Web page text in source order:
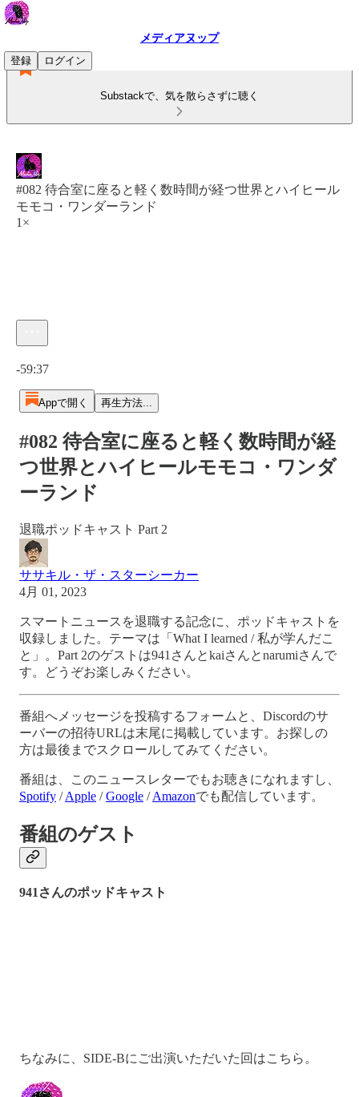
メディアヌップ
登録
ログイン
Substackで、気を散らさずに聴く
#082 待合室に座ると軽く数時間が経つ世界とハイヒール
モモコ・ワンダーランド
1×
-59:37
Appで開く 再生方法...
#082 待合室に座ると軽く数時間が経
つ世界とハイヒールモモコ・ワンダ
ーランド
退職ポッドキャスト Part 2
ササキル・ザ・スターシーカー
4月 01, 2023
スマートニュースを退職する記念に、ポッドキャストを
収録しました。テーマは「What I learned / 私が学んだこ
と」。Part 2のゲストは941さんとkaiさんとnarumiさんで
す。どうぞお楽しみください。
番組へメッセージを投稿するフォームと、Discordのサ
ーバーの招待URLは末尾に掲載しています。お探しの
方は最後までスクロールしてみてください。
番組は、このニュースレターでもお聴きになれますし、
Spotify /Apple /Google /Amazonでも配信しています。
番組のゲスト
941さんのポッドキャスト
ちなみに、SIDE-Bにご出演いただいた回はこちら。